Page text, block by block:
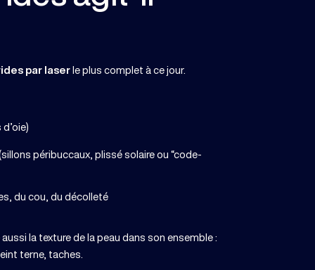
par laser le plus complet à ce jour.
péribuccaux, plissé solaire ou “code-
du cou, du décolleté
la texture de la peau dans son ensemble :
terne, taches.